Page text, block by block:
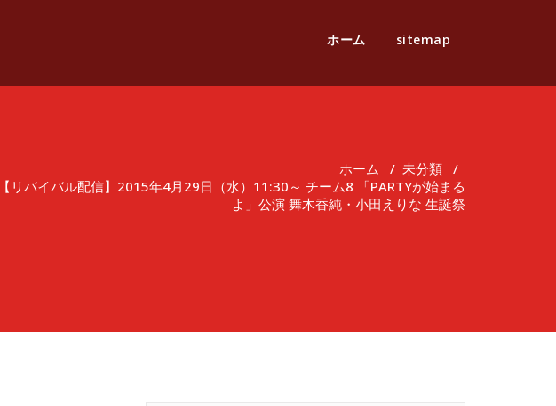
ホーム sitemap
ホーム / 未分類 /
【リバイバル配信】2015年4月29日（水）11:30～ チーム8 「PARTYが始まる
よ」公演 舞木香純・小田えりな 生誕祭